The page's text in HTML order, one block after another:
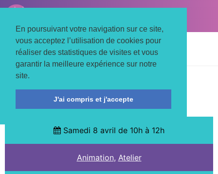
En poursuivant votre navigation sur ce site,
vous acceptez l’utilisation de cookies pour
réaliser des statistiques de visites et vous
garantir la meilleure expérience sur notre
site.
J'ai compris et j'accepte
LE TROIS MATS
Accueil Actualités
Animation
Atelier et découverte Street Art
QUARTIER EN SCÈNE
Samedi 8 avril de 10h à 12h
Animation, Atelier